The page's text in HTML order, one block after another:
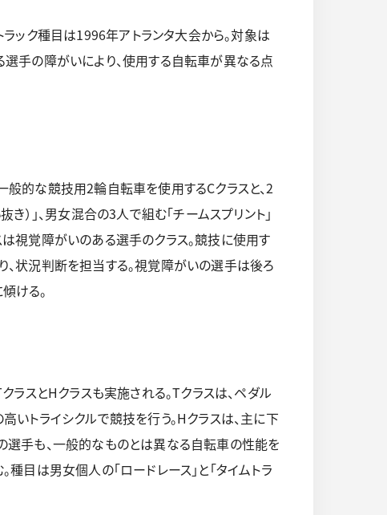
ック種目は1996年アトランタ大会から。対象は
手の障がいにより、使用する自転車が異なる点
般的な競技用2輪自転車を使用するCクラスと、2
）」、男女混合の3人で組む「チームスプリント」
視覚障がいのある選手のクラス。競技に使用す
、状況判断を担当する。視覚障がいの選手は後ろ
ける。
ラスとHクラスも実施される。Tクラスは、ペダル
トライシクルで競技を行う。Hクラスは、主に下
選手も、一般的なものとは異なる自転車の性能を
目は男女個人の「ロードレース」と「タイムトラ